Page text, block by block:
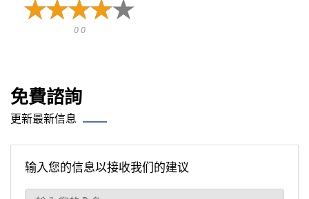
0 0
免費諮詢
更新最新信息
输入您的信息以接收我们的建议